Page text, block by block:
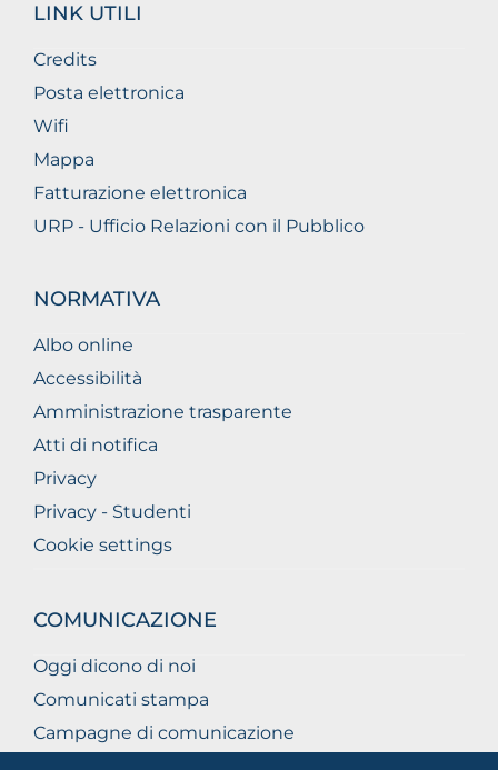
LINK UTILI
Credits
Posta elettronica
Wifi
Mappa
Fatturazione elettronica
URP - Ufficio Relazioni con il Pubblico
NORMATIVA
Albo online
Accessibilità
Amministrazione trasparente
Atti di notifica
Privacy
Privacy - Studenti
Cookie settings
COMUNICAZIONE
Oggi dicono di noi
Comunicati stampa
Campagne di comunicazione